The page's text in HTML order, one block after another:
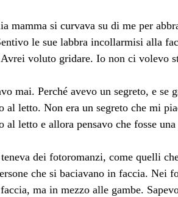
mamma si curvava su di me per
le sue labbra incollarmisi alla
voluto gridare. Io non ci volevo
mai. Perché avevo un segreto, e
al letto. Non era un segreto che mi
al letto e allora pensavo che fosse
dei fotoromanzi, come quelli
che si baciavano in faccia. Nei
ma in mezzo alle gambe.